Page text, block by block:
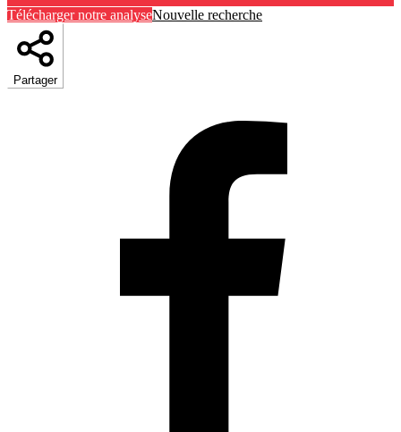
Télécharger notre analyseNouvelle recherche
Partager